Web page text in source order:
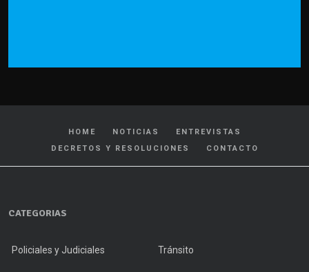
HOME NOTICIAS
ENTREVISTAS
DECRETOS Y RESOLUCIONES
CONTACTO
CATEGORIAS
Policiales y Judiciales Tránsito